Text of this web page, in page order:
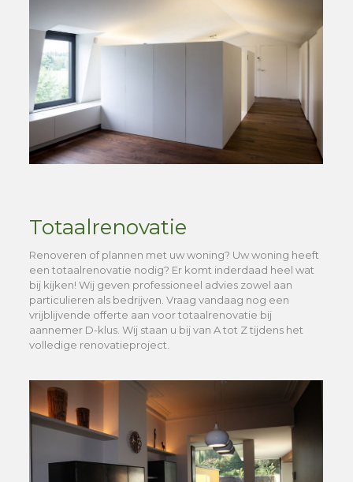
Totaalrenovatie
Renoveren of plannen met uw woning? Uw woning heeft
een totaalrenovatie nodig? Er komt inderdaad heel wat
bij kijken! Wij geven professioneel advies zowel aan
particulieren als bedrijven. Vraag vandaag nog een
vrijblijvende offerte aan voor totaalrenovatie bij
aannemer D-klus. Wij staan u bij van A tot Z tijdens het
volledige renovatieproject.